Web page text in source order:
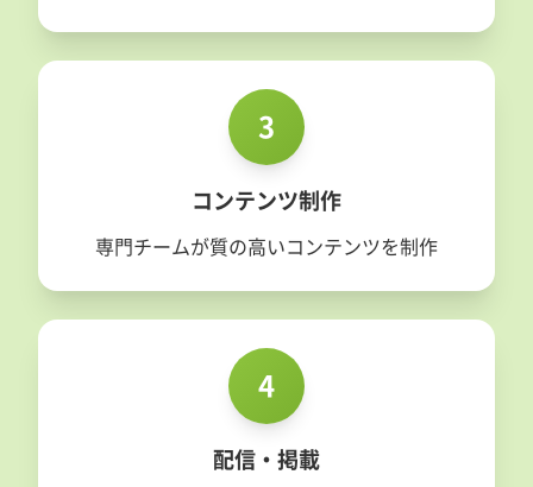
3
コンテンツ制作
専門チームが質の高いコンテンツを制作
4
配信・掲載